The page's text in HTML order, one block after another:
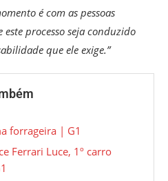
é com as pessoas
processo seja conduzido
que ele exige.”
forrageira | G1
Ferrari Luce, 1º carro